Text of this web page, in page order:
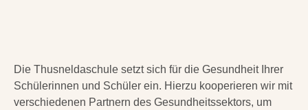
Die Thusneldaschule setzt sich für die Gesundheit Ihrer
Schülerinnen und Schüler ein. Hierzu kooperieren wir mit
verschiedenen Partnern des Gesundheitssektors, um